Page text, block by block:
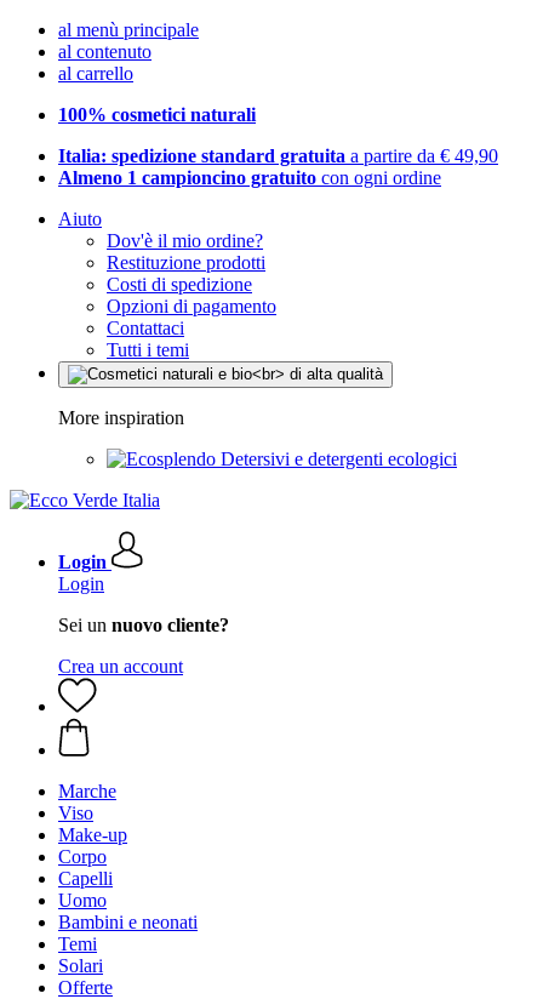
al menù principale
al contenuto
al carrello
100% cosmetici naturali
Italia: spedizione standard gratuita a partire da € 49,90
Almeno 1 campioncino gratuito con ogni ordine
Aiuto
Dov'è il mio ordine?
Restituzione prodotti
Costi di spedizione
Opzioni di pagamento
Contattaci
Tutti i temi
More inspiration
Detersivi e detergenti ecologici
Login
Login
Sei un nuovo cliente?
Crea un account
Marche
Viso
Make-up
Corpo
Capelli
Uomo
Bambini e neonati
Temi
Solari
Offerte